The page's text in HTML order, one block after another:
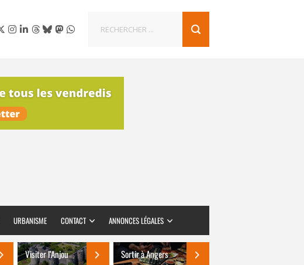
URBANISME CONTACT ANNONCES LÉGALES
Visiter l’Anjou Sortir à Angers